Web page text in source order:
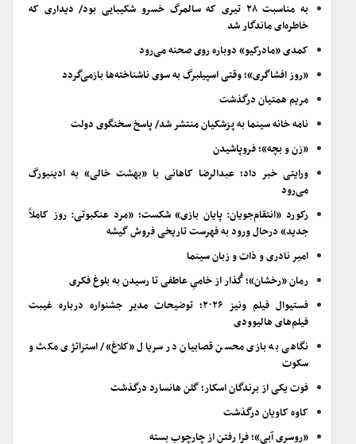
به مناسبت ۲۸ تیری که سالمرگ خسرو شکیبایی بود/ دیداری که
خاطره‌ای ماندگار شد
کمدی «مادرکیو» دوباره روی صحنه می‌رود
«روز افشاگری»؛ وقتی اسپیلبرگ به سوی ناشناخته‌ها بازمی‌گردد
مریم همتیان درگذشت
نامه خانه سینما به پزشکیان منتشر شد/ پاسخ سخنگوی دولت
«زن و بچه»؛ فروپاشیدن
ورایتی خبر داد؛ عبدالرضا کاهانی با «بهشت خالی» به ادینبورگ
می‌رود
رکورد «انتقام‌جویان: پایان بازی» شکست؛ «مرد عنکبوتی: روز کاملاً
جدید» درحال ورود به فهرست تاریخی فروش گیشه
امیر نادری و ذات و زبان سینما
رمان «رخشان»؛ گُذار از خامیِ عاطفی تا رسیدن به بلوغ فکری
فستیوال فیلم ونیز ۲۰۲۶؛ توضیحات مدیر جشنواره درباره غیبت
فیلم‌های هالیوودی
نگاهی به بازی محسن قصابیان در سریال «کلاغ»/ استراتژی مکث و
سکوت
فوت یکی از برندگان اسکار؛ گلن هانسارد درگذشت
کاوه کاویان درگذشت
«روسری آبی»؛ فرا رفتن از چارچوب بسته